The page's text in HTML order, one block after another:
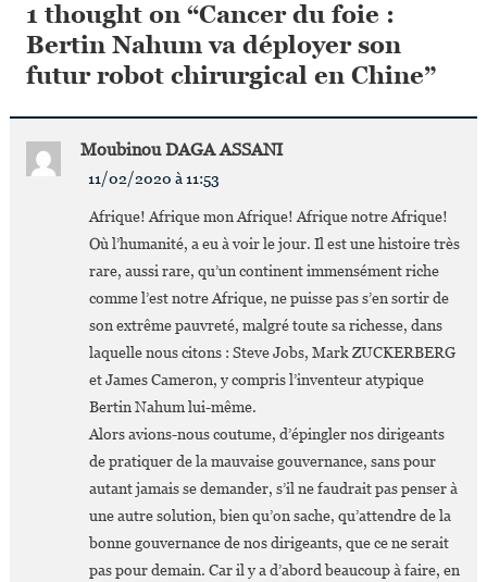
1 thought on “Cancer du foie :
Bertin Nahum va déployer son
futur robot chirurgical en Chine”
Moubinou DAGA ASSANI
11/02/2020 à 11:53
Afrique! Afrique mon Afrique! Afrique notre Afrique!
Où l’humanité, a eu à voir le jour. Il est une histoire très
rare, aussi rare, qu’un continent immensément riche
comme l’est notre Afrique, ne puisse pas s’en sortir de
son extrême pauvreté, malgré toute sa richesse, dans
laquelle nous citons : Steve Jobs, Mark ZUCKERBERG
et James Cameron, y compris l’inventeur atypique
Bertin Nahum lui-même.
Alors avions-nous coutume, d’épingler nos dirigeants
de pratiquer de la mauvaise gouvernance, sans pour
autant jamais se demander, s’il ne faudrait pas penser à
une autre solution, bien qu’on sache, qu’attendre de la
bonne gouvernance de nos dirigeants, que ce ne serait
pas pour demain. Car il y a d’abord beaucoup à faire, en